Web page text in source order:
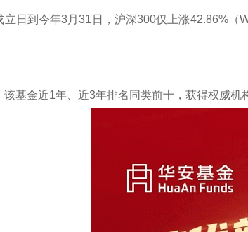
立日到今年3月31日，沪深300仅上涨42.86%
该基金近1年、近3年排名同类前十，获得权威